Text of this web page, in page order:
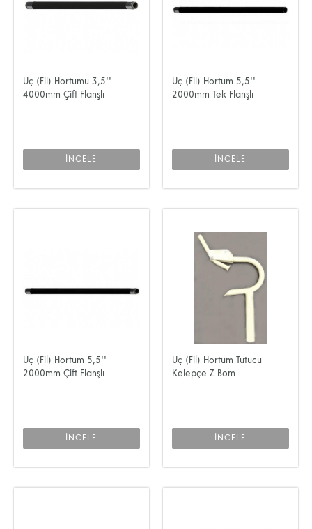
Uç (Fil) Hortumu 3,5''
4000mm Çift Flanşlı
İNCELE
Uç (Fil) Hortum 5,5''
2000mm Tek Flanşlı
İNCELE
Uç (Fil) Hortum 5,5''
2000mm Çift Flanşlı
İNCELE
Uç (Fil) Hortum Tutucu
Kelepçe Z Bom
İNCELE